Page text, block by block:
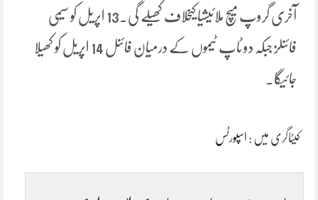
آخری گروپ میچ ملائیشیا کیخلاف کھیلے گی۔13 اپریل کو سیمی
فائنلز جبکہ دو ٹاپ ٹیموں کے درمیان فائنل 14 اپریل کو کھیلا
جائیگا۔
کیٹاگری میں : اسپورٹس